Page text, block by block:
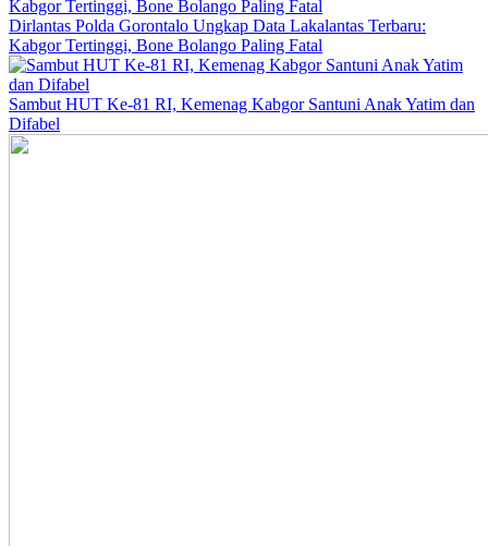
Dirlantas Polda Gorontalo Ungkap Data Lakalantas Terbaru:
Kabgor Tertinggi, Bone Bolango Paling Fatal
Sambut HUT Ke-81 RI, Kemenag Kabgor Santuni Anak Yatim dan
Difabel